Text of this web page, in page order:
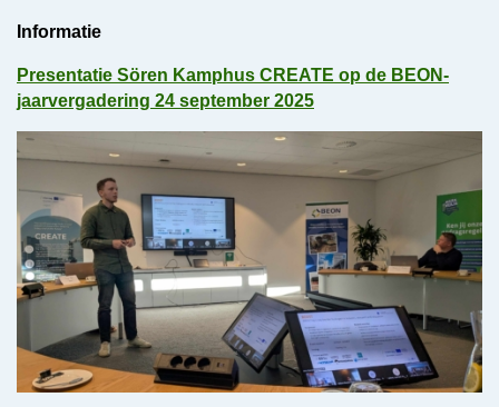
Informatie
Presentatie Sören Kamphus CREATE op de BEON-
jaarvergadering 24 september 2025